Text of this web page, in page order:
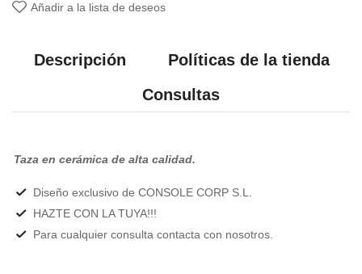
Añadir a la lista de deseos
Descripción
Políticas de la tienda
Consultas
Taza en cerámica de alta calidad.
Diseño exclusivo de CONSOLE CORP S.L.
HAZTE CON LA TUYA!!!
Para cualquier consulta contacta con nosotros.